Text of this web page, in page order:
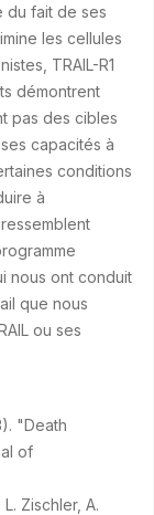
du fait de ses
les cellules
TRAIL-R1
démontrent
pas des cibles
capacités à
conditions
à
nous ont conduit
que nous
ou ses
"Death
of
Zischler, A.